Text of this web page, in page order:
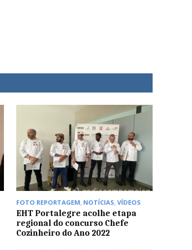
FOTO REPORTAGEM, NOTÍCIAS,VÍDEOS
EHT Portalegre acolhe etapa
regional do concurso Chefe
Cozinheiro do Ano 2022